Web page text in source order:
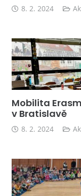
8. 2. 2024
Mobilita
v Bratislavě
8. 2. 2024